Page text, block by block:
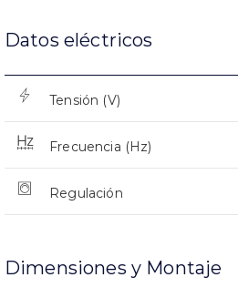
Datos eléctricos
Tensión (V)
Frecuencia (Hz)
Regulación
Dimensiones y Montaje